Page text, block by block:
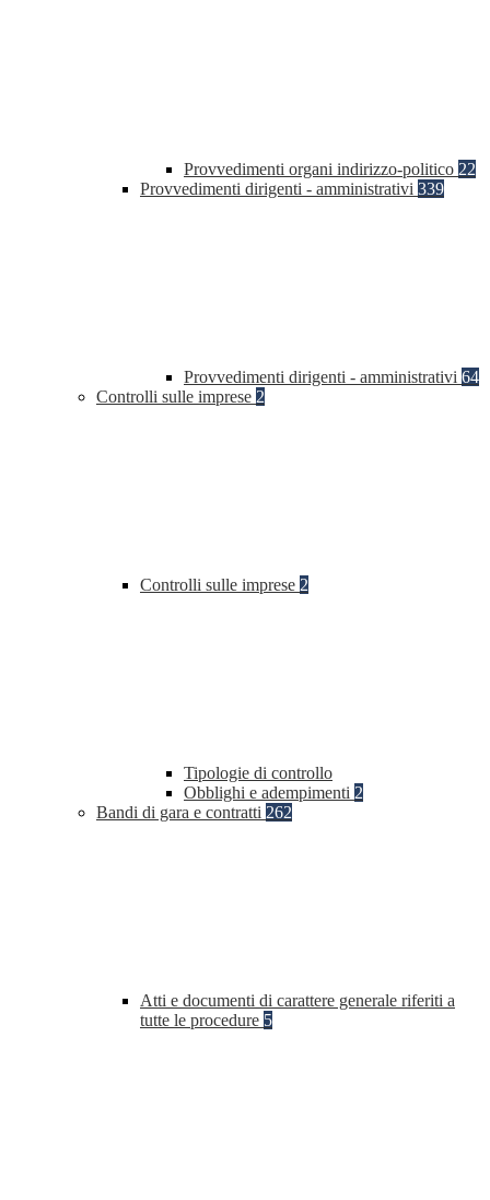
Provvedimenti organi indirizzo-politico 22
Provvedimenti dirigenti - amministrativi 339
Provvedimenti dirigenti - amministrativi 64
Controlli sulle imprese 2
Controlli sulle imprese 2
Tipologie di controllo
Obblighi e adempimenti 2
Bandi di gara e contratti 262
Atti e documenti di carattere generale riferiti a
tutte le procedure 5